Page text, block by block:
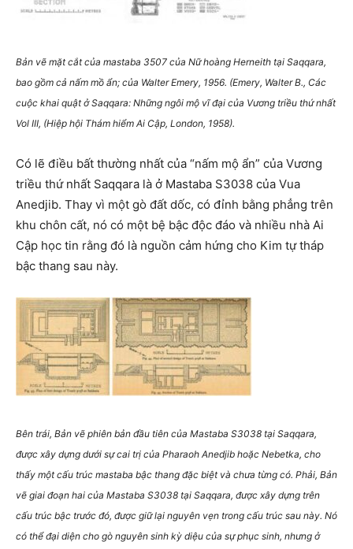
Bản vẽ mặt cắt của mastaba 3507 của Nữ hoàng Herneith tại Saqqara,
bao gồm cả nấm mồ ẩn; của Walter Emery, 1956. (Emery, Walter B., Các
cuộc khai quật ở Saqqara: Những ngôi mộ vĩ đại của Vương triều thứ nhất
Vol III, (Hiệp hội Thám hiểm Ai Cập, London, 1958).
Có lẽ điều bất thường nhất của “nấm mộ ẩn” của Vương
triều thứ nhất Saqqara là ở Mastaba S3038 của Vua
Anedjib. Thay vì một gò đất dốc, có đỉnh bằng phẳng trên
khu chôn cất, nó có một bệ bậc độc đáo và nhiều nhà Ai
Cập học tin rằng đó là nguồn cảm hứng cho Kim tự tháp
bậc thang sau này.
Bên trái, Bản vẽ phiên bản đầu tiên của Mastaba S3038 tại Saqqara,
được xây dựng dưới sự cai trị của Pharaoh Anedjib hoặc Nebetka, cho
thấy một cấu trúc mastaba bậc thang đặc biệt và chưa từng có. Phải, Bản
vẽ giai đoạn hai của Mastaba S3038 tại Saqqara, được xây dựng trên
cấu trúc bậc trước đó, được giữ lại nguyên vẹn trong cấu trúc sau này. Nó
có thể đại diện cho gò nguyên sinh kỳ diệu của sự phục sinh, nhưng ở